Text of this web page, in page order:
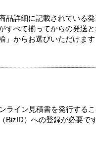
詳細に記載されている
べて揃ってからの発送と
」からお選びいただけます
イン見積書を発行するこ
）への登録が必要です